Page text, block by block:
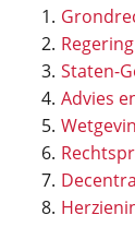
Regering
Staten-
Advies